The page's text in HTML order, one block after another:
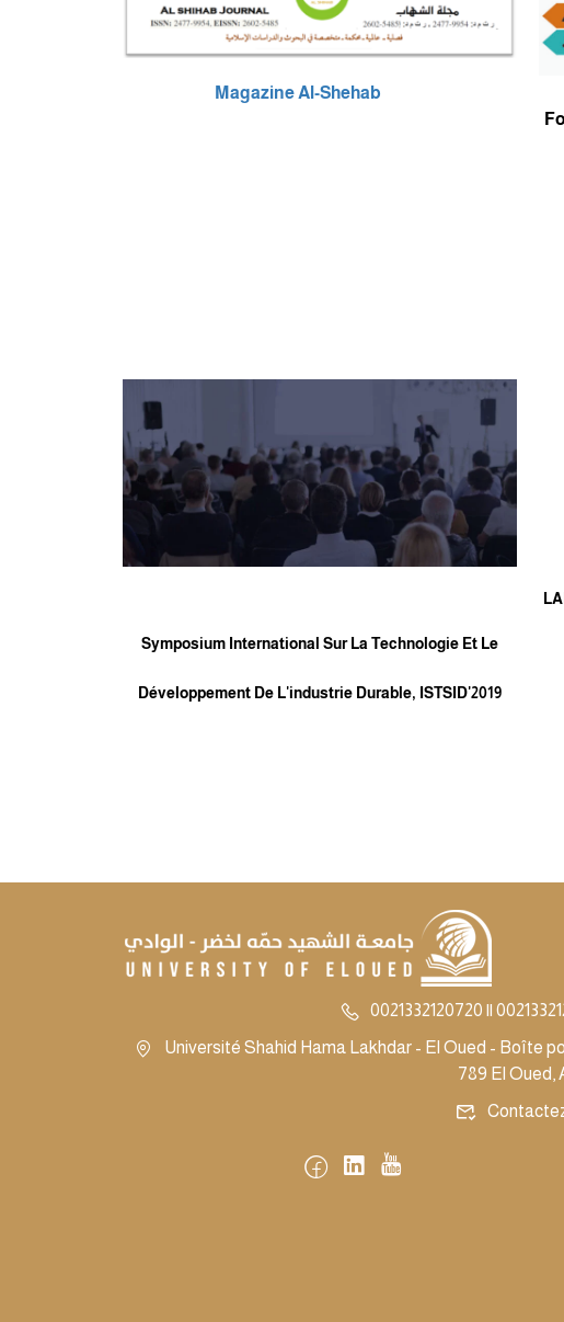
Magazine Al-Shehab
Symposium International Sur La Technologie Et Le
Développement De L'industrie Durable, ISTSID'2019
0021332120720 ||
Université Shahid Hama Lakhdar - El Oued - Boîte
789 El Oued,